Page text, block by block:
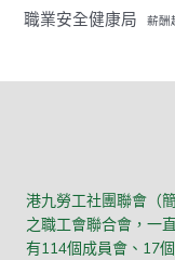
職業安全健康局 薪酬
港九勞工社團聯會（
之職工會聯合會，一
有114個成員會、17